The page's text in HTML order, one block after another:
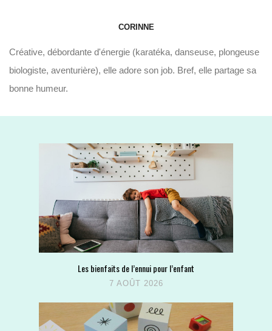
CORINNE
Créative, débordante d'énergie (karatéka, danseuse, plongeuse
biologiste, aventurière), elle adore son job. Bref, elle partage sa
bonne humeur.
Les bienfaits de l’ennui pour l’enfant
7 AOÛT 2026